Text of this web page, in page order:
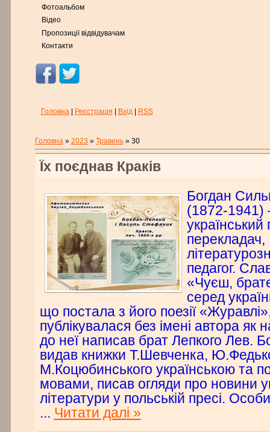
Фотоальбом
Відео
Пропозиції відвідувачам
Контакти
Головна| Реєстрація Вхід| RSS
Головна» 2023 » Травень » 30
Їх поєднав Краків
Богдан
(1872-1941)
український
перекладач,
педагог.
«Чуєш,
серед
що постала з його поезії
публікувалася без імені автора як
до неї написав брат Лепкого Лев.
видав книжки Т.Шевченка,
М.Коцюбинського українською та
мовами, писав огляди про новини
літератури у польській пресі.
... Читати далі »